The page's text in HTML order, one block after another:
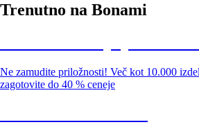
Trenutno na Bonami
Ne zamudite priložnosti! Več kot 10.000
zagotovite do 40 % ceneje